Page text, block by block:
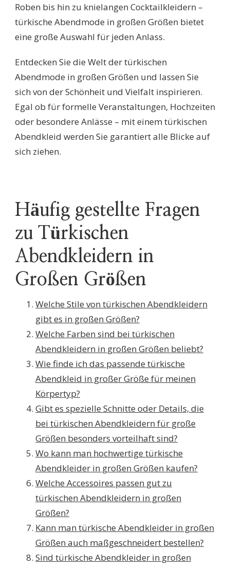
Roben bis hin zu knielangen Cocktailkleidern –
türkische Abendmode in großen Größen bietet
eine große Auswahl für jeden Anlass.
Entdecken Sie die Welt der türkischen
Abendmode in großen Größen und lassen Sie
sich von der Schönheit und Vielfalt inspirieren.
Egal ob für formelle Veranstaltungen, Hochzeiten
oder besondere Anlässe – mit einem türkischen
Abendkleid werden Sie garantiert alle Blicke auf
sich ziehen.
Häufig gestellte Fragen
zu Türkischen
Abendkleidern in
Großen Größen
Welche Stile von türkischen Abendkleidern
gibt es in großen Größen?
Welche Farben sind bei türkischen
Abendkleidern in großen Größen beliebt?
Wie finde ich das passende türkische
Abendkleid in großer Größe für meinen
Körpertyp?
Gibt es spezielle Schnitte oder Details, die
bei türkischen Abendkleidern für große
Größen besonders vorteilhaft sind?
Wo kann man hochwertige türkische
Abendkleider in großen Größen kaufen?
Welche Accessoires passen gut zu
türkischen Abendkleidern in großen
Größen?
Kann man türkische Abendkleider in großen
Größen auch maßgeschneidert bestellen?
Sind türkische Abendkleider in großen